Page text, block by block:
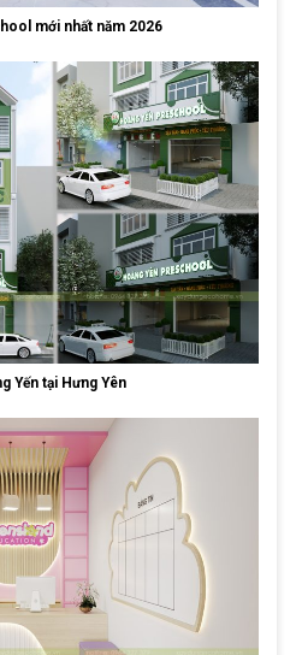
mới nhất năm 2026
Yến tại Hưng Yên